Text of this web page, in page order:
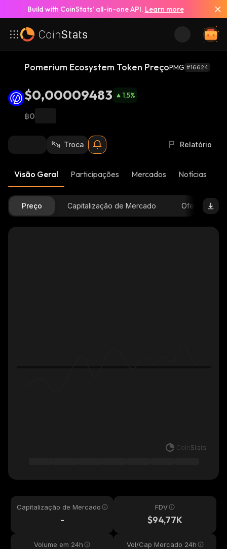
Build with CoinStats’ all-in-one API. Learn more
Pomerium Ecosystem Token PreçoPMG #16624
$0,00009483 1,5%
฿0
Troca Relatório
Visão Geral Participações Mercados Notícias
Preço Capitalização de Mercado Oferta
Capitalização de Mercado
-
FDV
$94,77K
Volume em 24h Vol/Cap Mercado 24h